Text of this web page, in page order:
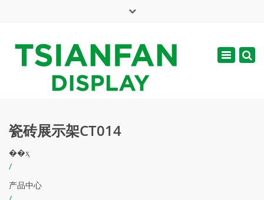
周一 - 周六: 7:00 - 17:00
Toggle
瓷砖展示架CT014
��ҳ
/
产品中心